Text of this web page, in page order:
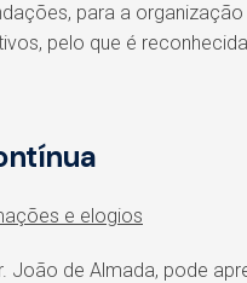
para a
pelo que é
e elogios
João de Almada, pode